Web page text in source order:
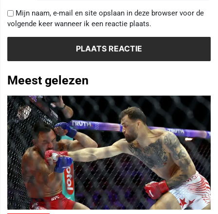
Mijn naam, e-mail en site opslaan in deze browser voor de
volgende keer wanneer ik een reactie plaats.
Meest gelezen